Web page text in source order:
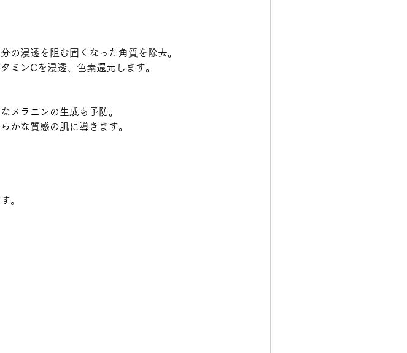
の浸透を阻む固くなった角質を除去。
ミンCを浸透、色素還元します。
メラニンの生成も予防。
かな質感の肌に導きます。
。